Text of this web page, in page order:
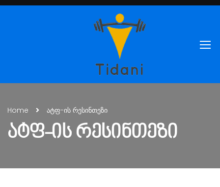
Home ატფ-ის რესინთეზი
ᲐᲢᲤ-ᲘᲡ ᲠᲔᲡᲘᲜᲗᲔᲖᲘ